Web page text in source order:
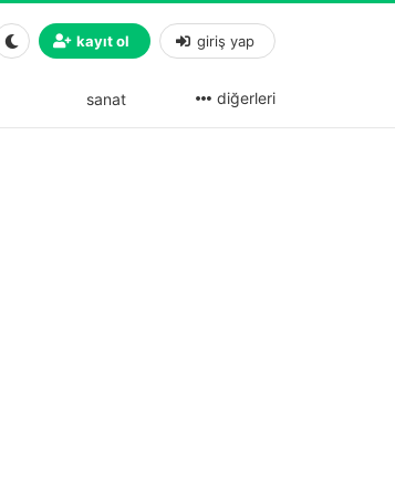
kayıt ol giriş yap
sanat diğerleri